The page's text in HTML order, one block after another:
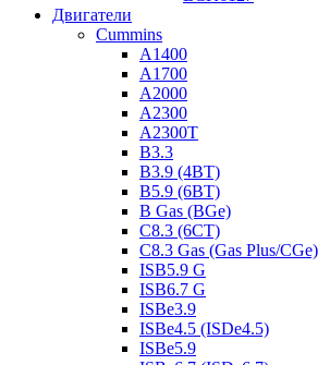
Двигатели
Cummins
A1400
A1700
A2000
A2300
A2300T
B3.3
B3.9 (4BT)
B5.9 (6BT)
B Gas (BGe)
C8.3 (6CT)
C8.3 Gas (Gas Plus/CGe)
ISB5.9 G
ISB6.7 G
ISBe3.9
ISBe4.5 (ISDe4.5)
ISBe5.9